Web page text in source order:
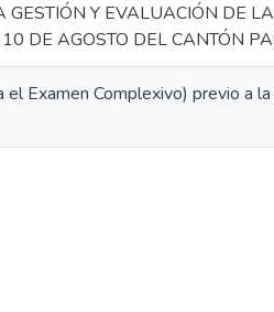
Y EVALUACIÓN DE
DE AGOSTO DEL CANTÓN
Examen Complexivo) previo a